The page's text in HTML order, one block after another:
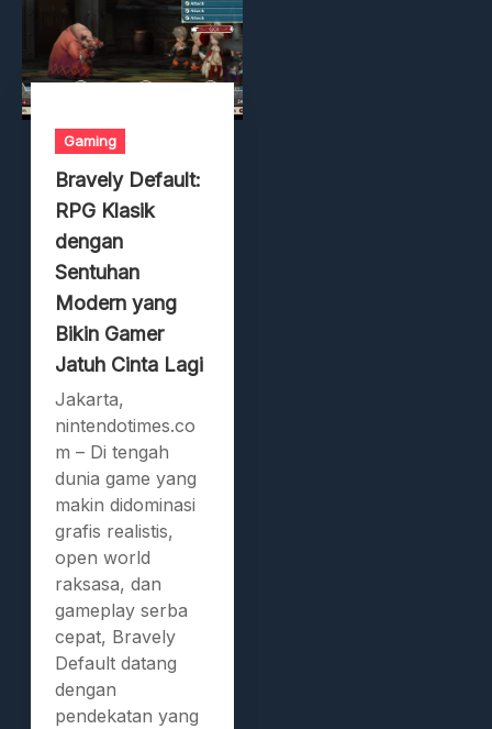
Gaming
Bravely Default:
RPG Klasik
dengan
Sentuhan
Modern yang
Bikin Gamer
Jatuh Cinta Lagi
Jakarta,
nintendotimes.co
m – Di tengah
dunia game yang
makin didominasi
grafis realistis,
open world
raksasa, dan
gameplay serba
cepat, Bravely
Default datang
dengan
pendekatan yang